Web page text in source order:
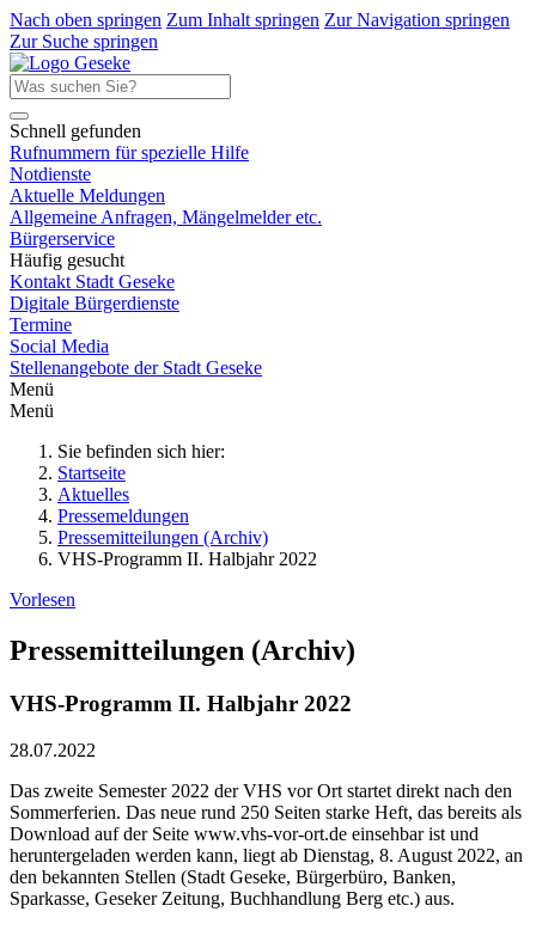
Nach oben springen Zum Inhalt springen Zur Navigation springen
Zur Suche springen
Schnell gefunden
Rufnummern für spezielle Hilfe
Notdienste
Aktuelle Meldungen
Allgemeine Anfragen, Mängelmelder etc.
Bürgerservice
Häufig gesucht
Kontakt Stadt Geseke
Digitale Bürgerdienste
Termine
Social Media
Stellenangebote der Stadt Geseke
Menü
Menü
Sie befinden sich hier:
Startseite
Aktuelles
Pressemeldungen
Pressemitteilungen (Archiv)
VHS-Programm II. Halbjahr 2022
Vorlesen
Pressemitteilungen (Archiv)
VHS-Programm II. Halbjahr 2022
28.07.2022
Das zweite Semester 2022 der VHS vor Ort startet direkt nach den
Sommerferien. Das neue rund 250 Seiten starke Heft, das bereits als
Download auf der Seite www.vhs-vor-ort.de einsehbar ist und
heruntergeladen werden kann, liegt ab Dienstag, 8. August 2022, an
den bekannten Stellen (Stadt Geseke, Bürgerbüro, Banken,
Sparkasse, Geseker Zeitung, Buchhandlung Berg etc.) aus.